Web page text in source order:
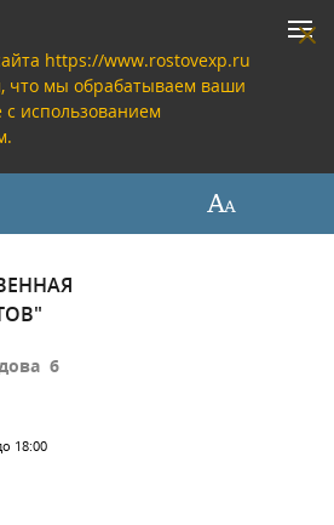
https://www.rostovexp.ru
что мы обрабатываем ваши
использованием
6
18:00